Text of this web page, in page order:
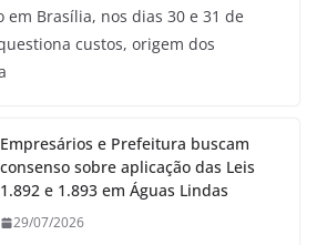
em Brasília, nos dias 30 e 31 de
custos, origem dos
Empresários e Prefeitura buscam
consenso sobre aplicação das Leis
1.892 e 1.893 em Águas Lindas
29/07/2026